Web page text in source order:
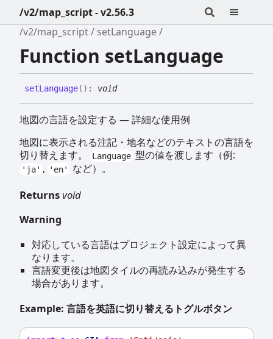
/v2/map_script - v2.56.3
/v2/map_script
setLanguage
Function setLanguage
setLanguage( ) : void
地図の言語を設定する — 詳細な使用例
地図に表示される注記・地名などのテキストの言語を
切り替えます。
Language 型の値を渡します（例:
'ja' , 'en' など）。
Returnsvoid
Warning
対応している言語はプロジェクト設定によって異
なります。
言語変更後は地図タイルの再読み込みが発生する
場合があります。
Example: 言語を英語に切り替えるトグルボタン